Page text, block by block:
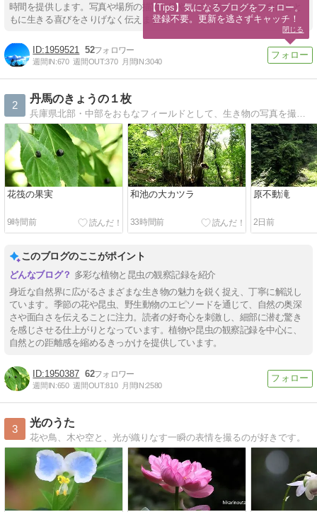
時間を提供します。写真や場所の描写も細やかで、暮らしの中の自然とと
もに生きる喜びをさりげなく伝えます。
1959521 52
週間IN:670 週間OUT:370 月間IN:3040
2
丹馬のきょうの１枚
兵庫県北部・中部をおもなフィールドとして、生き物の写真を撮っています。
花筏の果実
9時間前
和池の大カツラ
33時間前
原不動滝
2日前
このブログのここがポイント
多彩な植物と昆虫の観察記録を紹介
身近な自然界に広がるさまざまな生き物の魅力を鋭く捉え、丁寧に解説し
ています。季節の花や昆虫、野生動物のエピソードを通じて、自然の奥深
さや面白さを伝えることに注力。読者の好奇心を刺激し、細部に潜む驚き
を感じさせる仕上がりとなっています。植物や昆虫の観察記録を中心に、
自然との距離感を縮めるきっかけを提供しています。
1950387 62
週間IN:650 週間OUT:810 月間IN:2580
3
光のうた
花や鳥、木や空と、光が織りなす一瞬の表情を撮るのが好きです。
【Tips】気になるブログをフォロー。
登録不要。更新を逃さずキャッチ！
閉じる